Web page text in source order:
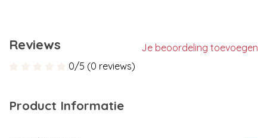
Reviews
Je beoordeling toevoegen
0/5 (0 reviews)
Product Informatie